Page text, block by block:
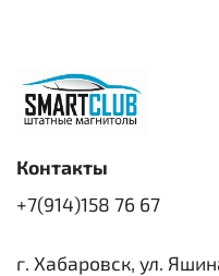
Контакты
+7(914)158 76 67
г. Хабаровск, ул.